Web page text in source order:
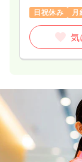
日祝休み
月
気